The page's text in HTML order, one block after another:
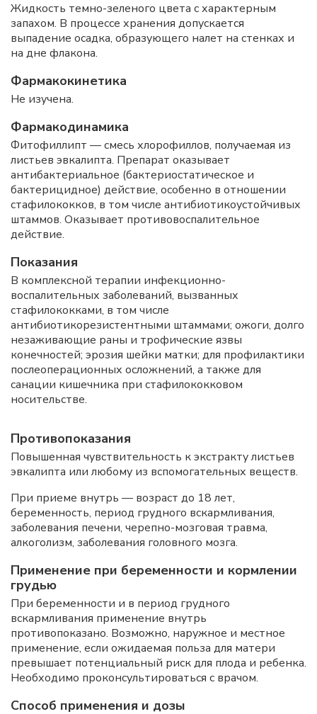
Жидкость темно-зеленого цвета с характерным
запахом. В процессе хранения допускается
выпадение осадка, образующего налет на стенках и
на дне флакона.
Фармакокинетика
Не изучена.
Фармакодинамика
Фитофиллипт — смесь хлорофиллов, получаемая из
листьев эвкалипта. Препарат оказывает
антибактериальное (бактериостатическое и
бактерицидное) действие, особенно в отношении
стафилококков, в том числе антибиотикоустойчивых
штаммов. Оказывает противовоспалительное
действие.
Показания
В комплексной терапии инфекционно-
воспалительных заболеваний, вызванных
стафилококками, в том числе
антибиотикорезистентными штаммами; ожоги, долго
незаживающие раны и трофические язвы
конечностей; эрозия шейки матки; для профилактики
послеоперационных осложнений, а также для
санации кишечника при стафилококковом
носительстве.
Противопоказания
Повышенная чувствительность к экстракту листьев
эвкалипта или любому из вспомогательных веществ.
При приеме внутрь — возраст до 18 лет,
беременность, период грудного вскармливания,
заболевания печени, черепно-мозговая травма,
алкоголизм, заболевания головного мозга.
Применение при беременности и кормлении
грудью
При беременности и в период грудного
вскармливания применение внутрь
противопоказано. Возможно, наружное и местное
применение, если ожидаемая польза для матери
превышает потенциальный риск для плода и ребенка.
Необходимо проконсультироваться с врачом.
Способ применения и дозы